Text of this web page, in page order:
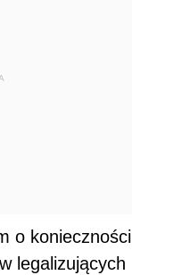
o konieczności
legalizujących